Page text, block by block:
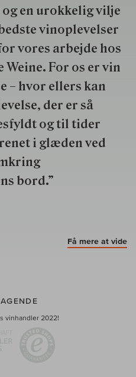
en urokkelig vilje
vinoplevelser
vores arbejde hos
Weine. For os er vin
– hvor ellers kan
der er så
og til tider
i glæden ved
bord.”
Få mere at vide
vinhandler 2022!